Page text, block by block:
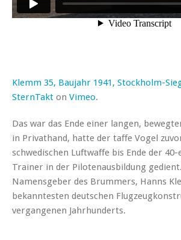
Klemm 35, Baujahr 1941, Stockholm-
SternTakt on Vimeo.
Das war das Ende einer langen,
in Privathand, hatte der taffe Vogel
schwedischen Luftwaffe bis Ende der 40-
Trainer in der Pilotenausbildung
Namensgeber des Brummers, Hanns
bekanntesten deutschen
vergangenen Jahrhunderts.